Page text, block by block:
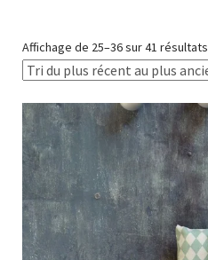
Affichage de 25–36 sur 41 résultats